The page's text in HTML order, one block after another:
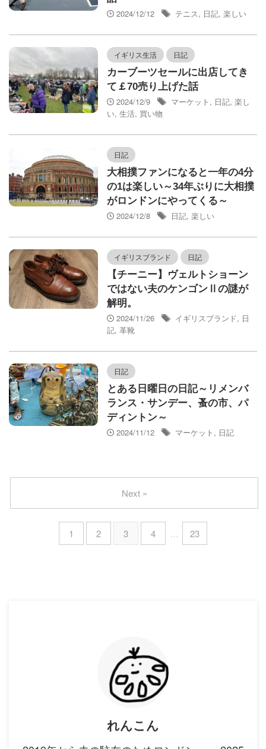
2024/12/12
テニス, 日記, 楽しい
イギリス生活 日記
カーブーツセールに出店してき
て￡70売り上げた話
2024/12/9
マーケット , 日記, 楽し
い, 生活, 買い物
日記
大相撲ファンになると一年の4分
の1は楽しい～34年ぶりに大相撲
がロンドンにやってくる～
2024/12/8
日記, 楽しい
イギリスブランド 日記
【チーニー】ヴェルトショーン
ではない夫のケンゴンⅡの謎が
解明。
2024/11/26
イギリスブランド, 日
記, 革靴
日記
とある日曜日の日記～リメンバ
ランス・サンデー、蚤の市、パ
ディントン～
2024/11/12
マーケット , 日記
1 2 3 4 … 23
Next »
れんこん